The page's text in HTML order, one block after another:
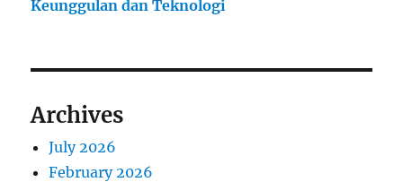
Keunggulan dan Teknologi
Archives
July 2026
February 2026